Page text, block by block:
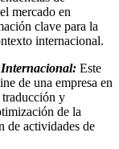
mercado en
clave para la
internacional.
Este
de una empresa en
traducción y
de la
de actividades de